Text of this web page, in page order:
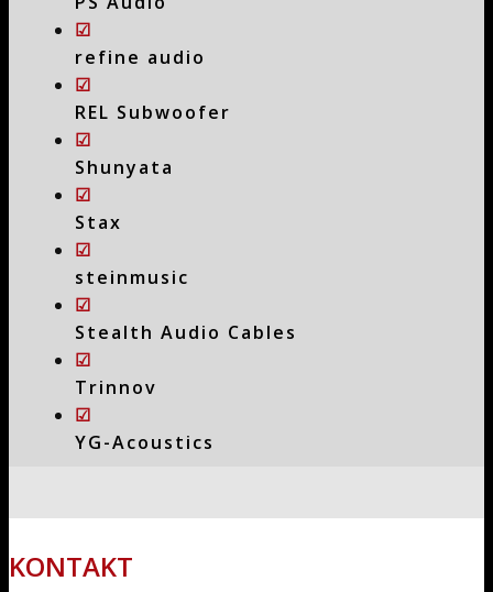
☑
refine audio
☑
REL Subwoofer
☑
Shunyata
☑
Stax
☑
steinmusic
☑
Stealth Audio Cables
☑
Trinnov
☑
YG-Acoustics
KON​TAKT